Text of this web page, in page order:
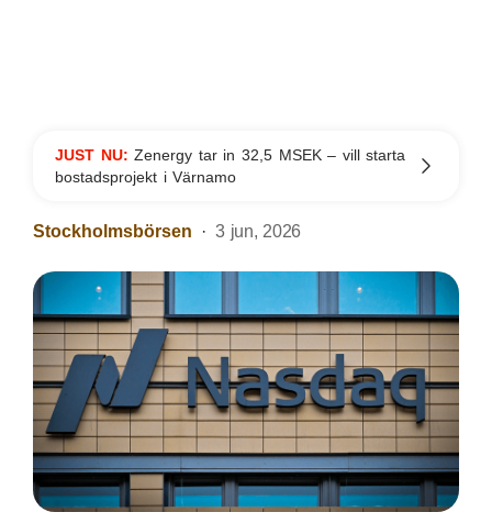
JUST NU:Zenergy tar in 32,5 MSEK – vill starta
bostadsprojekt i Värnamo
Stockholmsbörsen 3 jun, 2026